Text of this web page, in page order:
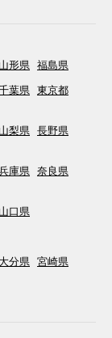
山形県 福島県
葉県 東京都
山梨県 長野県
庫県 奈良県
山口県
大分県 宮崎県